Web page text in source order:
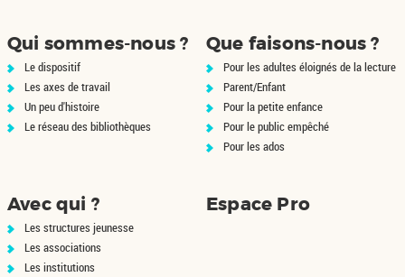
Qui sommes-nous ?
Le dispositif
Les axes de travail
Un peu d'histoire
Le réseau des bibliothèques
Que faisons-nous ?
Pour les adultes éloignés de la lecture
Parent/Enfant
Pour la petite enfance
Pour le public empêché
Pour les ados
Avec qui ?
Les structures jeunesse
Les associations
Les institutions
Espace Pro